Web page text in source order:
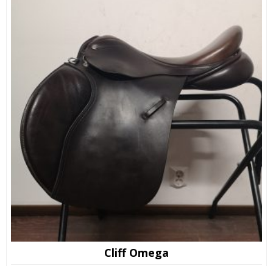
Cliff Omega